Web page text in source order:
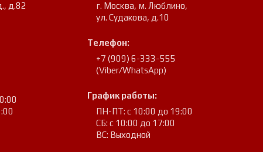
д.82
г. Москва, м. Люблино,
ул. Судакова, д.10
Телефон:
+7 (909) 6-333-555
(Viber/WhatsApp)
График работы:
ПН-ПТ: с 10:00 до 19:00
СБ: с 10:00 до 17:00
ВС: Выходной